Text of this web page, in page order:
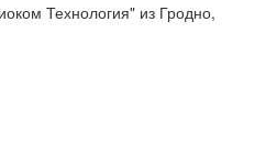
Технология" из Гродно,